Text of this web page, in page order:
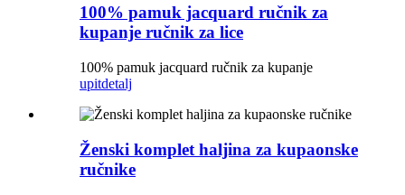
100% pamuk jacquard ručnik za
kupanje ručnik za lice
100% pamuk jacquard ručnik za kupanje
upitdetalj
Ženski komplet haljina za kupaonske
ručnike